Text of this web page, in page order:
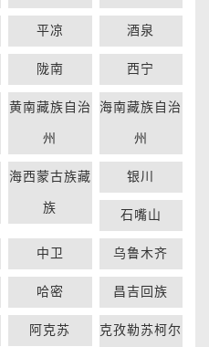
平凉 酒泉
陇南 西宁
黄南藏族自治
州
海南藏族自治
州
海西蒙古族藏
族
银川
石嘴山
中卫 乌鲁木齐
哈密 昌吉回族
阿克苏 克孜勒苏柯尔